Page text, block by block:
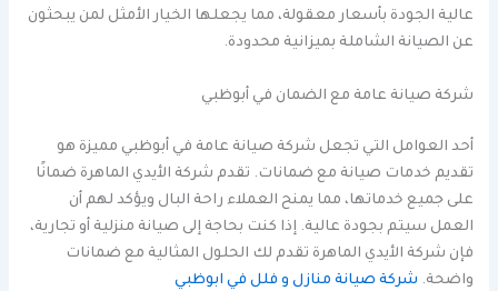
عالية الجودة بأسعار معقولة، مما يجعلها الخيار الأمثل لمن يبحثون
عن الصيانة الشاملة بميزانية محدودة.
شركة صيانة عامة مع الضمان في أبوظبي
أحد العوامل التي تجعل شركة صيانة عامة في أبوظبي مميزة هو
تقديم خدمات صيانة مع ضمانات. تقدم شركة الأيدي الماهرة ضمانًا
على جميع خدماتها، مما يمنح العملاء راحة البال ويؤكد لهم أن
العمل سيتم بجودة عالية. إذا كنت بحاجة إلى صيانة منزلية أو تجارية،
فإن شركة الأيدي الماهرة تقدم لك الحلول المثالية مع ضمانات
واضحة. شركة صيانة منازل و فلل في ابوظبي